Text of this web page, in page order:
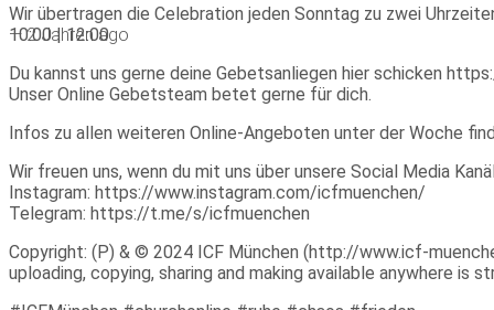
— 2 Jahren ago
Wir übertragen die Celebration jeden Sonntag zu zwei
10:00 | 12:00
Du kannst uns gerne deine Gebetsanliegen hier schicken
Unser Online Gebetsteam betet gerne für dich.
Infos zu allen weiteren Online-Angeboten unter der Woche
Wir freuen uns, wenn du mit uns über unsere Social Media
Instagram: https://www.instagram.com/icfmuenchen/
Telegram: https://t.me/s/icfmuenchen
Copyright: (P) & © 2024 ICF München (http://www.icf-
uploading, copying, sharing and making available anywhere is